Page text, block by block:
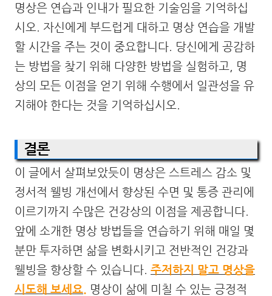
명상은 연습과 인내가 필요한 기술임을 기억하십
시오. 자신에게 부드럽게 대하고 명상 연습을 개발
할 시간을 주는 것이 중요합니다. 당신에게 공감하
는 방법을 찾기 위해 다양한 방법을 실험하고, 명
상의 모든 이점을 얻기 위해 수행에서 일관성을 유
지해야 한다는 것을 기억하십시오.
결론
이 글에서 살펴보았듯이 명상은 스트레스 감소 및
정서적 웰빙 개선에서 향상된 수면 및 통증 관리에
이르기까지 수많은 건강상의 이점을 제공합니다.
앞에 소개한 명상 방법들을 연습하기 위해 매일 몇
분만 투자하면 삶을 변화시키고 전반적인 건강과
웰빙을 향상할 수 있습니다. 주저하지 말고 명상을
시도해 보세요. 명상이 삶에 미칠 수 있는 긍정적